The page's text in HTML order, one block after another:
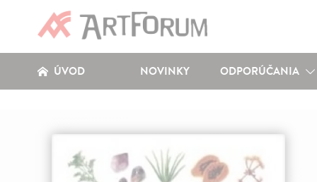
ÚVOD NOVINKY ODPORÚČANIA